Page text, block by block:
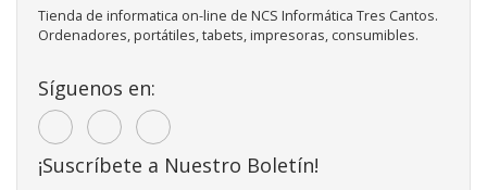
Tienda de informatica on-line de NCS Informática Tres Cantos.
Ordenadores, portátiles, tabets, impresoras, consumibles.
Síguenos en:
¡Suscríbete a Nuestro Boletín!